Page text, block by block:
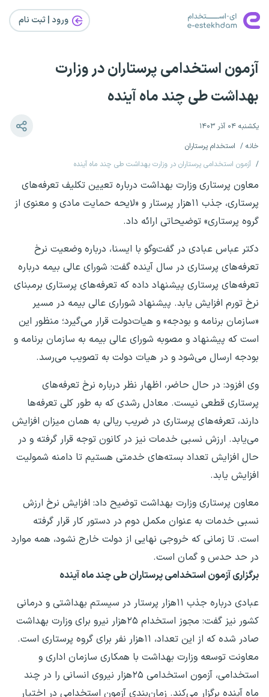
ورود | ثبت‌ نام
آزمون استخدامی پرستاران در وزارت
بهداشت طی چند ماه آینده
یکشنبه ۰۴ آذر ۱۴۰۳
خانه
استخدام پرستاران
آزمون استخدامی پرستاران در وزارت بهداشت طی چند ماه آینده
معاون پرستاری وزارت بهداشت درباره تعیین تکلیف تعرفه‌های
پرستاری، جذب ۱۱هزار پرستار و «لایحه حمایت مادی و معنوی از
گروه پرستاری» توضیحاتی ارائه داد.
دکتر عباس عبادی در گفت‌وگو با ایسنا، درباره وضعیت نرخ
تعرفه‌های پرستاری در سال آینده گفت: شورای عالی بیمه درباره
تعرفه‌های پرستاری پیشنهاد داده که تعرفه‌های پرستاری برمبنای
نرخ تورم افزایش یابد. پیشنهاد شوراری عالی بیمه در مسیر
«سازمان برنامه و بودجه» و هیات‌دولت قرار می‌گیرد؛ منظور این
است که پیشنهاد و مصوبه شورای عالی بیمه به سازمان برنامه و
بودجه ارسال می‌شود و در هیات‌ دولت به تصویب می‌رسد.
وی افزود: در حال حاضر، اظهار نظر درباره نرخ تعرفه‌های
پرستاری قطعی نیست. معادل رشدی که به طور کلی تعرفه‌ها
دارند، تعرفه‌های پرستاری در ضریب ریالی به همان میزان افزایش
می‌یابد. ارزش نسبی خدمات نیز در کانون توجه قرار گرفته و در
حال افزایش تعداد بسته‌های خدمتی هستیم تا دامنه شمولیت
افزایش یابد.
معاون پرستاری وزارت بهداشت توضیح داد: افزایش نرخ ارزش
نسبی خدمات به عنوان مکمل دوم در دستور کار قرار گرفته
است. تا زمانی که خروجی نهایی از دولت خارج نشود، همه موارد
در حد حدس و گمان است.
برگزاری آزمون استخدامی پرستاران طی چند ماه آینده
عبادی درباره جذب ۱۱هزار پرستار در سیستم بهداشتی و درمانی
کشور نیز گفت: مجوز استخدام ۲۵هزار نیرو برای وزارت بهداشت
صادر شده که از این تعداد، ۱۱هزار نفر برای گروه پرستاری است.
معاونت توسعه وزارت بهداشت با همکاری سازمان اداری و
استخدامی، آزمون استخدامی ۲۵هزار نیروی انسانی را در چند
ماه آینده برگزار می‌کند. زمان‌بندی آزمون استخدامی در اختیار